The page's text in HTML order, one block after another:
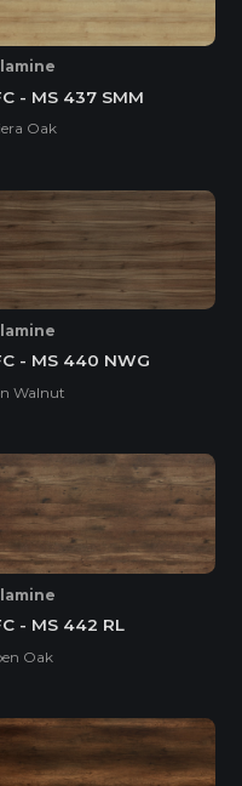
- MS 437 SMM
Oak
- MS 440 NWG
Walnut
- MS 442 RL
Oak